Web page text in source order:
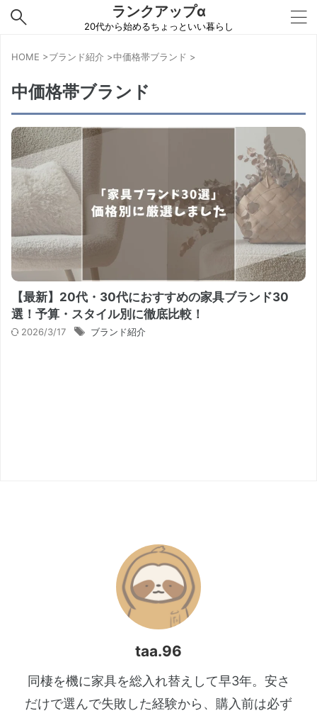
ランクアップα
20代から始めるちょっといい暮らし
HOME >ブランド紹介 >中価格帯ブランド >
中価格帯ブランド
【最新】20代・30代におすすめの家具ブランド30
選！予算・スタイル別に徹底比較！
2026/3/17 ブランド紹介
taa.96
同棲を機に家具を総入れ替えして早3年。安さ
だけで選んで失敗した経験から、購入前は必ず